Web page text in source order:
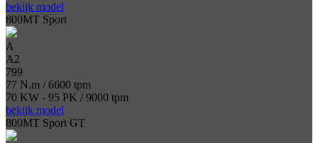
bekijk model
800MT Sport
A
A2
799
77 N.m / 6600 tpm
70 KW - 95 PK / 9000 tpm
bekijk model
800MT Sport GT